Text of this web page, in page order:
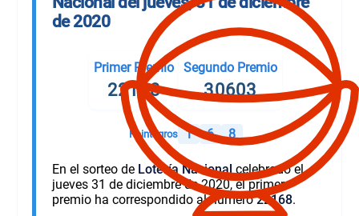
de 2020
Primer Premio
22168
Segundo Premio
30603
Reintegros 1 6 8
En el sorteo de Lotería Nacionalcelebrado el
jueves 31 de diciembre de 2020, el primer
premio ha correspondido al número22168.